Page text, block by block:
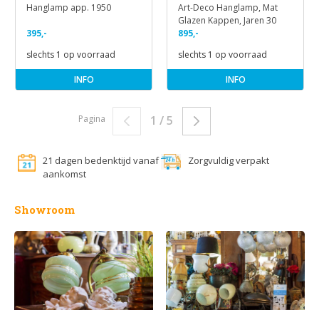
Hanglamp app. 1950
395,-
slechts 1 op voorraad
INFO
Art-Deco Hanglamp, Mat
Glazen Kappen, Jaren 30
895,-
slechts 1 op voorraad
INFO
1 / 5
Pagina
21 dagen bedenktijd vanaf
aankomst
Zorgvuldig verpakt
Showroom